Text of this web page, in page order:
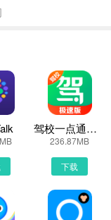
也可以通过电脑端
网页怎么下载最新邻
欢用UC浏览器，当
用的是华为手机下载
上直接输入最新邻国
点击搜索，我们可以
载的相关信息下载网
驾校一点通极速版
236.87MB
下载